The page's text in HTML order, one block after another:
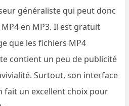
généraliste qui peut donc
en MP3. Il est gratuit
que les fichiers MP4
contient un peu de publicité
Surtout, son interface
fait un excellent choix pour